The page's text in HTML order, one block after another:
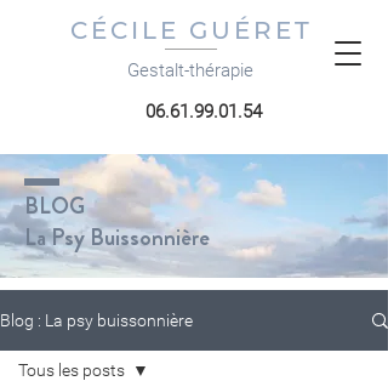
CÉCILE GUÉRET
Gestalt-thérapie
06.61.99.01.54
BLOG
La Psy Buissonnière
Blog : La psy buissonnière
Tous les posts